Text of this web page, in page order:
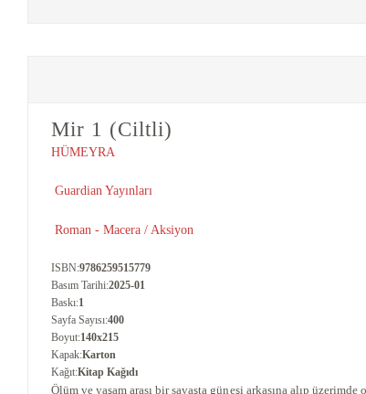
YDS - YÖKDİL HAZIRLIK KİTAPLARI
DHBT HAZIRLIK KİTAPLARI
GYS HAZIRLIK KİTAPLARI
SPK HAZIRLIK KİTAPLARI
ÜNİVERSİTE DERS KİTAPLARI +
Mir 1 (Ciltli)
HÜMEYRA
Guardian Yayınları
Roman - Macera / Aksiyon
ISBN:9786259515779
Basım Tarihi:2025-01
Baskı:1
Sayfa Sayısı:400
Boyut:140x215
Kapak:Karton
Kağıt:Kitap Kağıdı
Ölüm ve yaşam arası bir savaşta güneşi arkasına alıp üzerimde